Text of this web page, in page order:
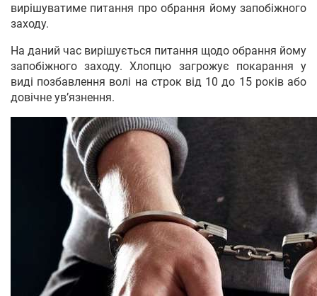
вирішуватиме питання про обрання йому запобіжного
заходу.
На даний час вирішується питання щодо обрання йому
запобіжного заходу. Хлопцю загрожує покарання у
виді позбавлення волі на строк від 10 до 15 років або
довічне ув’язнення.